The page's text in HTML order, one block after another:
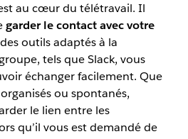
au cœur du télétravail. Il
garder le contact avec votre
outils adaptés à la
tels que Slack, vous
échanger facilement. Que
ou spontanés,
le lien entre les
qu’il vous est demandé de